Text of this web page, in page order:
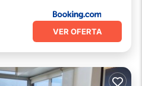
VER OFERTA